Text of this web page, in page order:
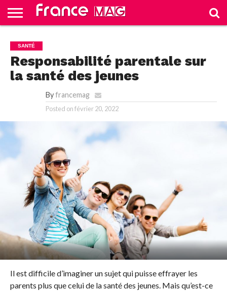
FROM
FRANCE
HOME
TEST
SLIDE
SANTÉ
Responsabilité parentale sur
la santé des jeunes
By francemag
Posted onfévrier 20, 2022
Il est difficile d’imaginer un sujet qui puisse effrayer les
parents plus que celui de la santé des jeunes. Mais qu’est-ce